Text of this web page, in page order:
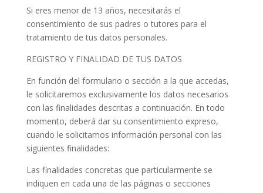
Si eres menor de 13 años, necesitarás el
consentimiento de sus padres o tutores para el
tratamiento de tus datos personales.
REGISTRO Y FINALIDAD DE TUS DATOS
En función del formulario o sección a la que accedas,
le solicitaremos exclusivamente los datos necesarios
con las finalidades descritas a continuación. En todo
momento, deberá dar su consentimiento expreso,
cuando le solicitamos información personal con las
siguientes finalidades:
Las finalidades concretas que particularmente se
indiquen en cada una de las páginas o secciones